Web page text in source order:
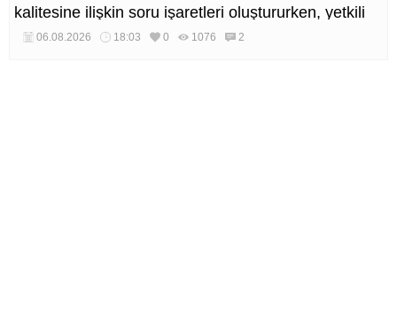
kalitesine ilişkin soru işaretleri oluştururken, yetkili
kurumların teknik inceleme yapması çağrısı yapıldı.
06.08.2026 18:03 0 1076 2